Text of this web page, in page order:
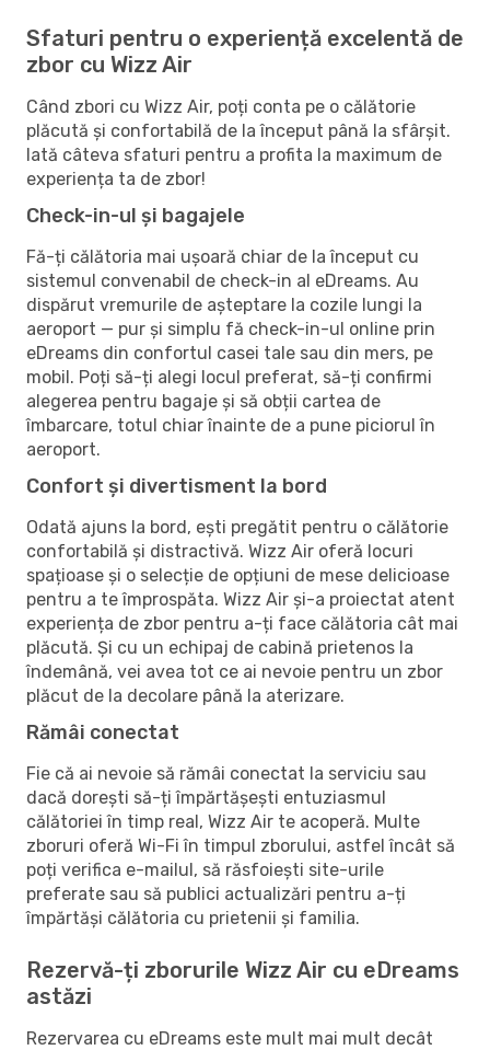
Sfaturi pentru o experiență excelentă de
zbor cu Wizz Air
Când zbori cu Wizz Air, poți conta pe o călătorie
plăcută și confortabilă de la început până la sfârșit.
Iată câteva sfaturi pentru a profita la maximum de
experiența ta de zbor!
Check-in-ul și bagajele
Fă-ți călătoria mai ușoară chiar de la început cu
sistemul convenabil de check-in al eDreams. Au
dispărut vremurile de așteptare la cozile lungi la
aeroport — pur și simplu fă check-in-ul online prin
eDreams din confortul casei tale sau din mers, pe
mobil. Poți să-ți alegi locul preferat, să-ți confirmi
alegerea pentru bagaje și să obții cartea de
îmbarcare, totul chiar înainte de a pune piciorul în
aeroport.
Confort și divertisment la bord
Odată ajuns la bord, ești pregătit pentru o călătorie
confortabilă și distractivă. Wizz Air oferă locuri
spațioase și o selecție de opțiuni de mese delicioase
pentru a te împrospăta. Wizz Air și-a proiectat atent
experiența de zbor pentru a-ți face călătoria cât mai
plăcută. Și cu un echipaj de cabină prietenos la
îndemână, vei avea tot ce ai nevoie pentru un zbor
plăcut de la decolare până la aterizare.
Rămâi conectat
Fie că ai nevoie să rămâi conectat la serviciu sau
dacă dorești să-ți împărtășești entuziasmul
călătoriei în timp real, Wizz Air te acoperă. Multe
zboruri oferă Wi-Fi în timpul zborului, astfel încât să
poți verifica e-mailul, să răsfoiești site-urile
preferate sau să publici actualizări pentru a-ți
împărtăși călătoria cu prietenii și familia.
Rezervă-ți zborurile Wizz Air cu eDreams
astăzi
Rezervarea cu eDreams este mult mai mult decât